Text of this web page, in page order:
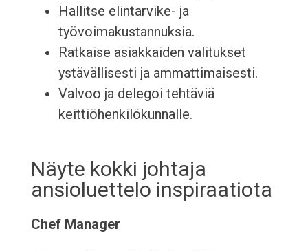
Hallitse elintarvike- ja
työvoimakustannuksia.
Ratkaise asiakkaiden valitukset
ystävällisesti ja ammattimaisesti.
Valvoo ja delegoi tehtäviä
keittiöhenkilökunnalle.
Näyte kokki johtaja
ansioluettelo inspiraatiota
Chef Manager